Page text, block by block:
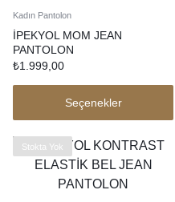
Kadın Pantolon
İPEKYOL MOM JEAN
PANTOLON
₺1.999,00
Seçenekler
Stokta Yok